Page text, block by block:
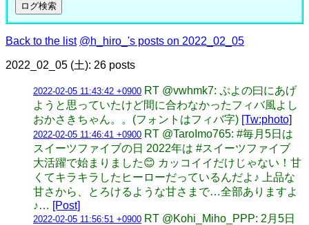
Back to the list @h_hiro_'s posts on 2022_02_05
2022_02_05 (土): 26 posts
2022-02-05 11:43:42 +0900 RT @vwhmk7: ぷよの曰にあげ
ようと思っていたけど間に合わなかったフィバ風よし
おかさきちゃん。。(フォントはフィバ字) [Tw:photo]
2022-02-05 11:46:41 +0900 RT @TaroImo765: #毎月5日は
スイーツファイブの日 2022年は #スイーツファイブ
大活躍で始まりました😊 カッコイイだけじゃない！甘
くてキラキラしたヒーローだっているんだよ♪ 上品な
甘さから、とろけるような甘さまで…全部ありますよ
♪… [Post]
2022-02-05 11:56:51 +0900 RT @Kohi_Miho_PPP: 2月5日